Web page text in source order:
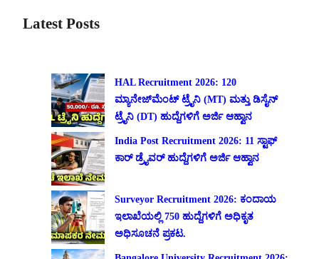
Latest Posts
HAL Recruitment 2026: 120
ಮ್ಯಾನೇಜ್‌ಮೆಂಟ್ ಟ್ರೈನಿ (MT) ಮತ್ತು ಡಿಸೈನ್
ಟ್ರೈನಿ (DT) ಹುದ್ದೆಗಳಿಗೆ ಅರ್ಜಿ ಆಹ್ವಾನ
India Post Recruitment 2026: 11 ಸ್ಟಾಫ್
ಕಾರ್ ಡ್ರೈವರ್ ಹುದ್ದೆಗಳಿಗೆ ಅರ್ಜಿ ಆಹ್ವಾನ
Surveyor Recruitment 2026: ಕಂದಾಯ
ಇಲಾಖೆಯಲ್ಲಿ 750 ಹುದ್ದೆಗಳಿಗೆ ಅಧಿಕೃತ
ಅಧಿಸೂಚನೆ ಪ್ರಕಟ.